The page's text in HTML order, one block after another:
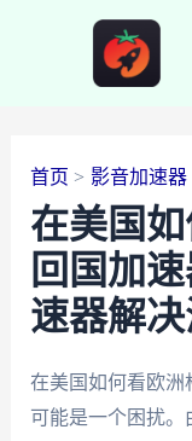
首页 影音加速器
在美国
回国加
速器解
在美国如何看欧洲
可能是一个困扰。